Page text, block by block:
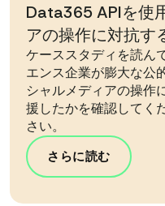
Data365 APIを使
アの操作に対抗す
ケーススタディを読ん
エンス企業が膨大な公
シャルメディアの操作
援したかを確認してく
さい。
さらに読む